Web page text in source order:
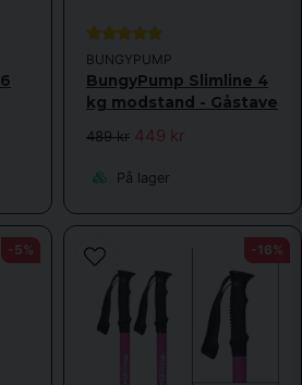
BUNGYPUMP
BungyPump Slimline 4
kg modstand - Gåstave
489 kr 449 kr
På lager
-5% -16%